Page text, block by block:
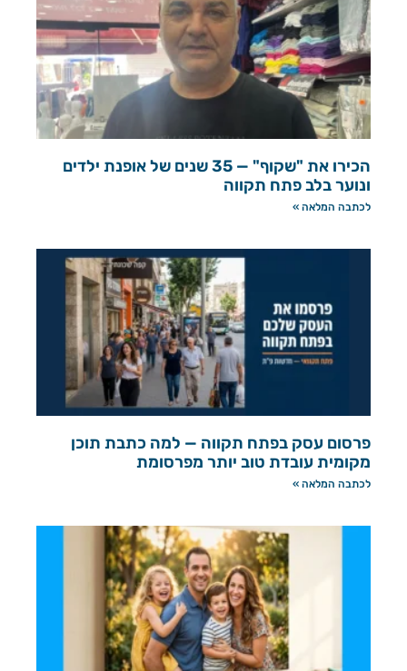
הכירו את "שקוף" — 35 שנים של אופנת ילדים
ונוער בלב פתח תקווה
לכתבה המלאה »
פרסום עסק בפתח תקווה — למה כתבת תוכן
מקומית עובדת טוב יותר מפרסומת
לכתבה המלאה »